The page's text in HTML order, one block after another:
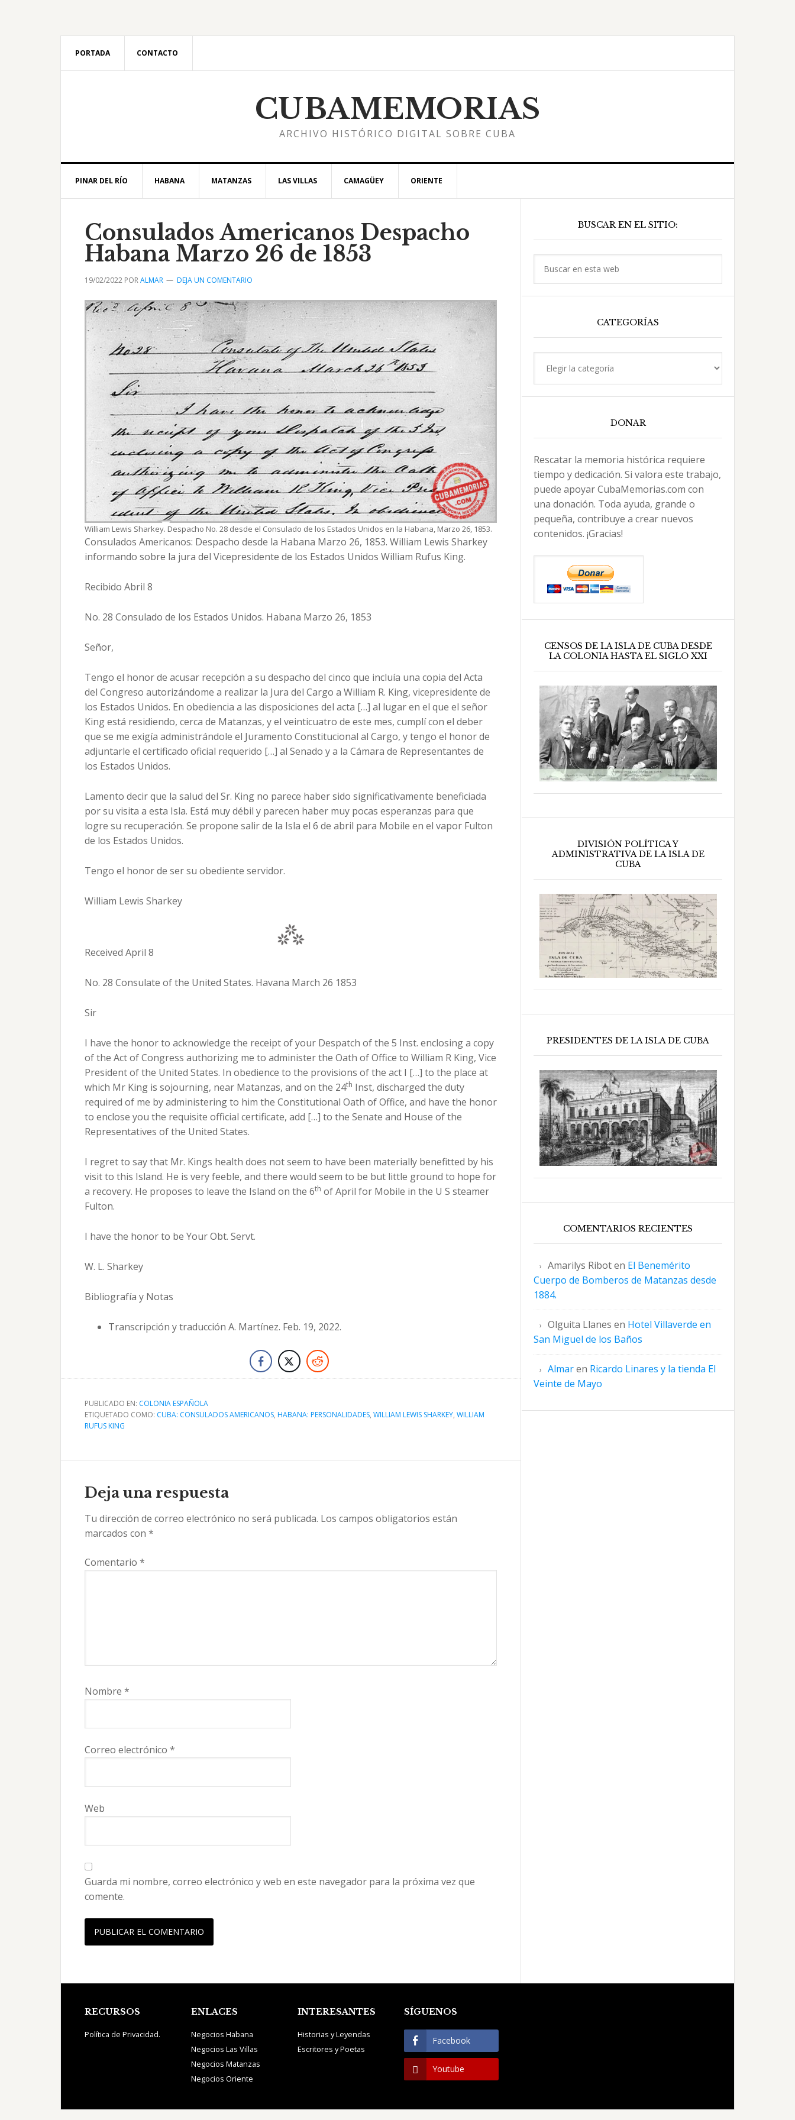
PORTADA CONTACTO
CUBAMEMORIAS
ARCHIVO HISTÓRICO DIGITAL SOBRE CUBA
PINAR DEL RÍO HABANA MATANZAS LAS VILLAS CAMAGÜEY ORIENTE
Consulados Americanos Despacho
Habana Marzo 26 de 1853
19/02/2022 PORALMAR DEJA UN COMENTARIO
William Lewis Sharkey. Despacho No. 28 desde el Consulado de los Estados Unidos en la Habana, Marzo 26, 1853.
Consulados Americanos: Despacho desde la Habana Marzo 26, 1853. William Lewis Sharkey
informando sobre la jura del Vicepresidente de los Estados Unidos William Rufus King.
Recibido Abril 8
No. 28 Consulado de los Estados Unidos. Habana Marzo 26, 1853
Señor,
Tengo el honor de acusar recepción a su despacho del cinco que incluía una copia del Acta
del Congreso autorizándome a realizar la Jura del Cargo a William R. King, vicepresidente de
los Estados Unidos. En obediencia a las disposiciones del acta […] al lugar en el que el señor
King está residiendo, cerca de Matanzas, y el veinticuatro de este mes, cumplí con el deber
que se me exigía administrándole el Juramento Constitucional al Cargo, y tengo el honor de
adjuntarle el certificado oficial requerido […] al Senado y a la Cámara de Representantes de
los Estados Unidos.
Lamento decir que la salud del Sr. King no parece haber sido significativamente beneficiada
por su visita a esta Isla. Está muy débil y parecen haber muy pocas esperanzas para que
logre su recuperación. Se propone salir de la Isla el 6 de abril para Mobile en el vapor Fulton
de los Estados Unidos.
Tengo el honor de ser su obediente servidor.
William Lewis Sharkey
Received April 8
No. 28 Consulate of the United States. Havana March 26 1853
Sir
I have the honor to acknowledge the receipt of your Despatch of the 5 Inst. enclosing a copy
of the Act of Congress authorizing me to administer the Oath of Office to William R King, Vice
President of the United States. In obedience to the provisions of the act I […] to the place at
which Mr King is sojourning, near Matanzas, and on the 24th Inst, discharged the duty
required of me by administering to him the Constitutional Oath of Office, and have the honor
to enclose you the requisite official certificate, add […] to the Senate and House of the
Representatives of the United States.
I regret to say that Mr. Kings health does not seem to have been materially benefitted by his
visit to this Island. He is very feeble, and there would seem to be but little ground to hope for
a recovery. He proposes to leave the Island on the 6th of April for Mobile in the U S steamer
Fulton.
I have the honor to be Your Obt. Servt.
W. L. Sharkey
Bibliografía y Notas
Transcripción y traducción A. Martínez. Feb. 19, 2022.
PUBLICADO EN: COLONIA ESPAÑOLA
ETIQUETADO COMO: CUBA: CONSULADOS AMERICANOS, HABANA: PERSONALIDADES, WILLIAM LEWIS SHARKEY, WILLIAM
RUFUS KING
con
los
lectores
Deja una respuesta
Tu dirección de correo electrónico no será publicada. Los campos obligatorios están
marcados con *
Comentario *
Nombre *
Correo electrónico *
Web
Guarda mi nombre, correo electrónico y web en este navegador para la próxima vez que
comente.
lateral
principal
BUSCAR EN EL SITIO:
CATEGORÍAS
DONAR
Rescatar la memoria histórica requiere
tiempo y dedicación. Si valora este trabajo,
puede apoyar CubaMemorias.com con
una donación. Toda ayuda, grande o
pequeña, contribuye a crear nuevos
contenidos. ¡Gracias!
CENSOS DE LA ISLA DE CUBA DESDE
LA COLONIA HASTA EL SIGLO XXI
DIVISIÓN POLÍTICA Y
ADMINISTRATIVA DE LA ISLA DE
CUBA
PRESIDENTES DE LA ISLA DE CUBA
COMENTARIOS RECIENTES
Amarilys Riboten El Benemérito
Cuerpo de Bomberos de Matanzas desde
1884.
Olguita Llanes en Hotel Villaverde en
San Miguel de los Baños
Almaren Ricardo Linares y la tienda El
Veinte de Mayo
Footer
RECURSOS
Política de Privacidad.
ENLACES
Negocios Habana
Negocios Las Villas
Negocios Matanzas
Negocios Oriente
INTERESANTES
Historias y Leyendas
Escritores y Poetas
SÍGUENOS
Facebook
Youtube